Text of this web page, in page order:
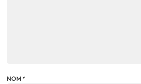
NOM*